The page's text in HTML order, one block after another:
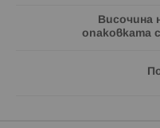
Височина
опаковката